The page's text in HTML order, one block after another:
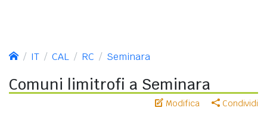
IT CAL RC Seminara
Comuni limitrofi a Seminara
Modifica Condividi